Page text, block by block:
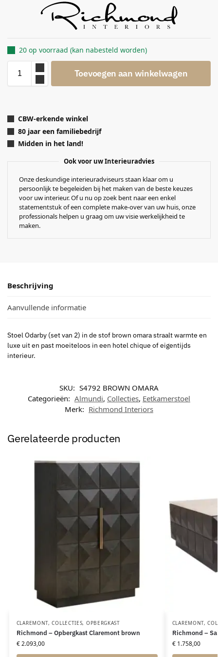
20 op voorraad (kan nabesteld worden)
Toevoegen aan winkelwagen
CBW-erkende winkel
80 jaar een familiebedrijf
Midden in het land!
Ook voor uw Interieuradvies
Onze deskundige interieuradviseurs staan klaar om u
persoonlijk te begeleiden bij het maken van de beste keuzes
voor uw interieur. Of u nu op zoek bent naar een enkel
statementstuk of een complete make-over van uw huis, onze
professionals helpen u graag om uw visie werkelijkheid te
maken.
Beschrijving
Aanvullende informatie
Stoel Odarby (set van 2) in de stof brown omara straalt warmte en
luxe uit en past moeiteloos in een hotel chique of eigentijds
interieur.
SKU: S4792 BROWN OMARA
Categorieën: Almundi, Collecties, Eetkamerstoel
Merk: Richmond Interiors
Gerelateerde producten
CLAREMONT,COLLECTIES, OPBERGKAST
Richmond – Opbergkast Claremont brown
€2.093,00
CLAREMONT,
Richmond –
€1.758,00